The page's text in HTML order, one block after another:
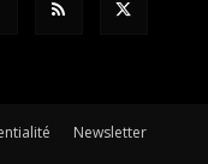
Newsletter